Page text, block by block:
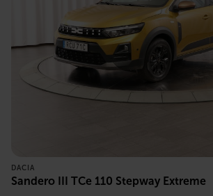
DACIA
Sandero III TCe 110 Stepway Extreme